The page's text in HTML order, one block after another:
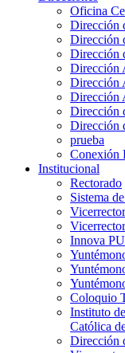
Oficina
Dirección
Dirección
Dirección
Dirección
Dirección
Dirección
Dirección
Dirección
prueba
Conexión
Institucional
Rectorado
Sistema
Innova
Coloquio
Instituto
Católica
Dirección